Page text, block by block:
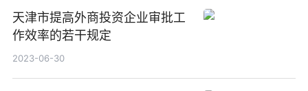
天津市提高外商投资企业审批工
作效率的若干规定
2023-06-30